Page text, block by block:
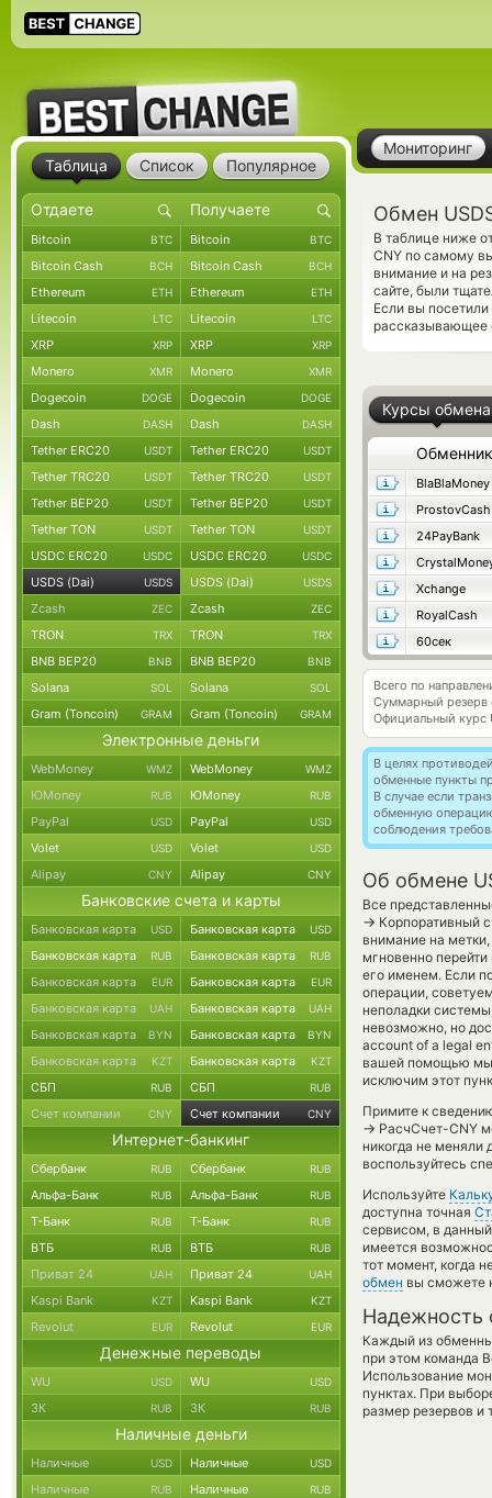
Мониторинг
Обмен
В таблице ниже
CNY по самому
внимание и на
сайте, были
Если вы
рассказывающее
Курсы обмена
Обменник
BlaBlaMoney
ProstovCash
24PayBank
Xchange
RoyalCash
60сек
Всего по
Суммарный резерв
Официальный курс
В целях
обменные пункты
В случае если
обменную
соблюдения
Об обмене
Все
→ Корпоративный
внимание на
мгновенно
его именем. Если
операции,
неполадки
невозможно, но
account of a legal
вашей помощью мы
исключим этот
Примите к
→ РасчСчет-CNY
никогда не меняли
воспользуйтесь
Используйте
доступна точная
сервисом, в
имеется
тот момент, когда
обмен вы сможете
Надежность
Каждый из
при этом команда
Использование
пунктах. При
размер резервов и
Таблица Список Популярное
Bitcoin BTC Bitcoin BTC
Bitcoin Cash BCH Bitcoin Cash BCH
Ethereum ETH Ethereum ETH
Litecoin LTC Litecoin LTC
XRP XRP XRP XRP
Monero XMR Monero XMR
Dogecoin DOGE Dogecoin DOGE
Dash DASH Dash DASH
Tether ERC20 USDT Tether ERC20 USDT
Tether TRC20 USDT Tether TRC20 USDT
Tether BEP20 USDT Tether BEP20 USDT
Tether TON USDT Tether TON USDT
USDC ERC20 USDC USDC ERC20 USDC
USDS (Dai) USDS USDS (Dai) USDS
Zcash ZEC Zcash ZEC
TRON TRX TRON TRX
BNB BEP20 BNB BNB BEP20 BNB
Solana SOL Solana SOL
Gram (Toncoin) GRAM Gram (Toncoin) GRAM
Электронные деньги
WebMoney WMZ WebMoney WMZ
ЮMoney RUB ЮMoney RUB
PayPal USD PayPal USD
Volet USD Volet USD
Alipay CNY Alipay CNY
Банковские счета и карты
Банковская карта USD Банковская карта USD
Банковская карта RUB Банковская карта RUB
Банковская карта EUR Банковская карта EUR
Банковская карта UAH Банковская карта UAH
Банковская карта BYN Банковская карта BYN
Банковская карта KZT Банковская карта KZT
СБП RUB СБП RUB
Счет компании CNY Счет компании CNY
Интернет-банкинг
Сбербанк RUB Сбербанк RUB
Альфа-Банк RUB Альфа-Банк RUB
Т-Банк RUB Т-Банк RUB
ВТБ RUB ВТБ RUB
Приват 24 UAH Приват 24 UAH
Kaspi Bank KZT Kaspi Bank KZT
Revolut EUR Revolut EUR
Денежные переводы
WU USD WU USD
ЗК RUB ЗК RUB
Наличные деньги
Наличные USD Наличные USD
Наличные RUB Наличные RUB